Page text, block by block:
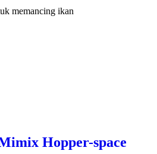
memancing ikan
Hopper-space